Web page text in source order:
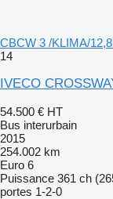
CBCW 3 /KLIMA/
14
IVECO
54.500 € HT
Bus interurbain
2015
254.002 km
Euro 6
Puissance 361 ch
portes 1-2-0